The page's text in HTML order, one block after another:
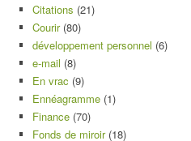
Citations (21)
Courir(80)
développement personnel (6)
e-mail (8)
En vrac (9)
Ennéagramme (1)
Finance (70)
Fonds de miroir(18)